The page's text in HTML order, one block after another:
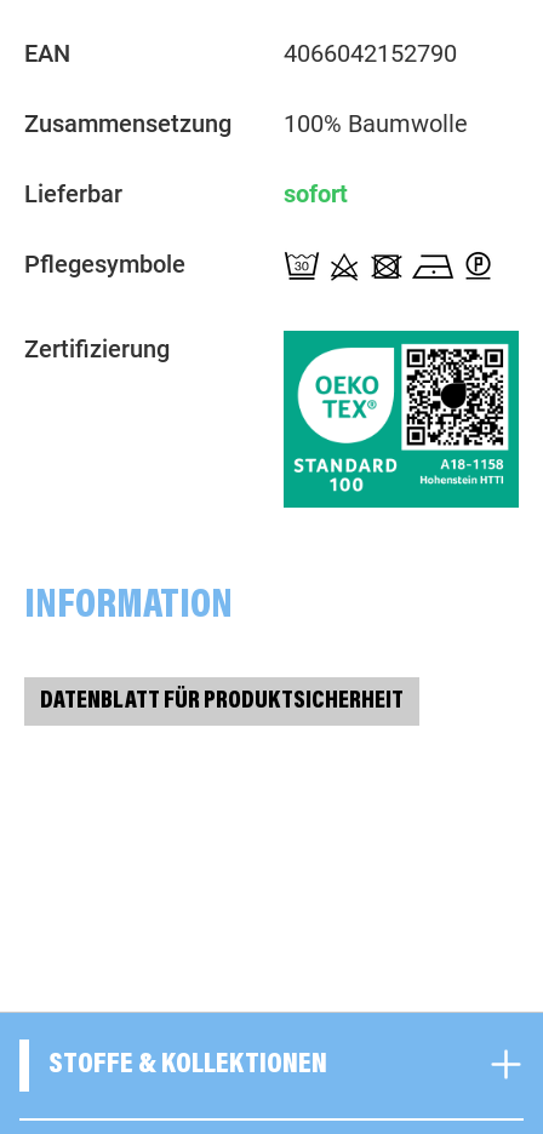
EAN 4066042152790
Zusammensetzung 100% Baumwolle
Lieferbar sofort
Pflegesymbole
Zertifizierung
INFORMATION
DATENBLATT FÜR PRODUKTSICHERHEIT
STOFFE & KOLLEKTIONEN